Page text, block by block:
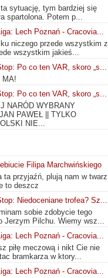
sytuację, tym bardziej się
spartolona. Potem p...
Lech Poznań - Cracovia...
niczego przede wszystkim z
wszystkim jakieś...
Po co ten VAR, skoro „s...
MA!
Po co ten VAR, skoro „s...
NARÓD WYBRANY
PAWEŁ || TYLKO
NIE...
Filipa Marchwińskiego
ta przyjaźń, plują nam w twarz
to deszcz
Niedoceniane trofea? Sz...
sobie zdobycie tego
Jerzym Pilchu. Wiemy wsz...
Lech Poznań - Cracovia...
piłę meczową i nikt Cie nie
bramkarza w ktory...
Lech Poznań - Cracovia...